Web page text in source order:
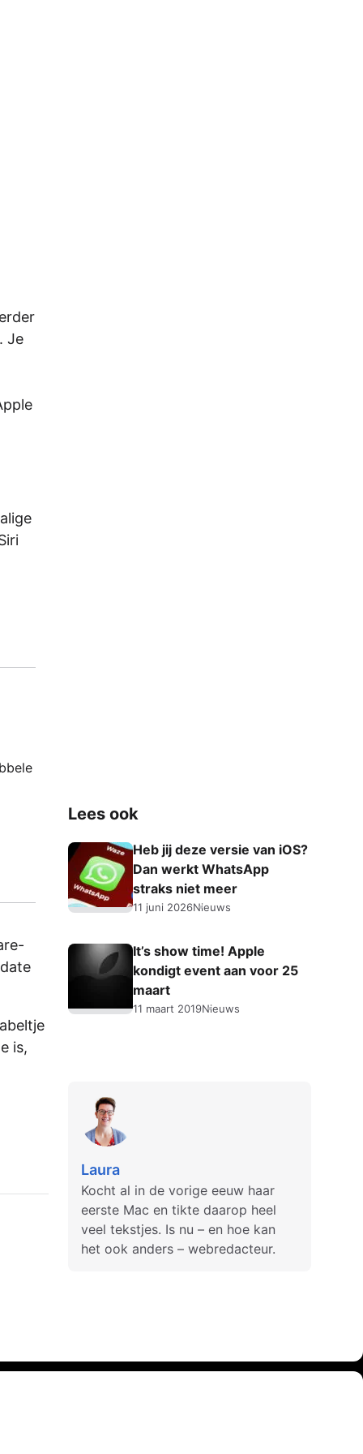
Je
is,
Lees ook
Heb jij deze versie van iOS?
Dan werkt WhatsApp
straks niet meer
11 juni 2026Nieuws
It’s show time! Apple
kondigt event aan voor 25
maart
11 maart 2019Nieuws
Laura
Kocht al in de vorige eeuw haar
eerste Mac en tikte daarop heel
veel tekstjes. Is nu – en hoe kan
het ook anders – webredacteur.